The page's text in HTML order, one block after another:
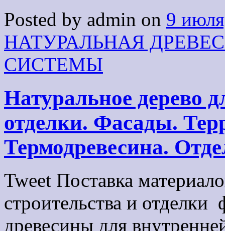
Posted by admin on 9
НАТУРАЛЬНАЯ
СИСТЕМЫ
Натуральное дерево
отделки. Фасады.
Термодревесина.
Tweet Поставка
строительства и
древесины для